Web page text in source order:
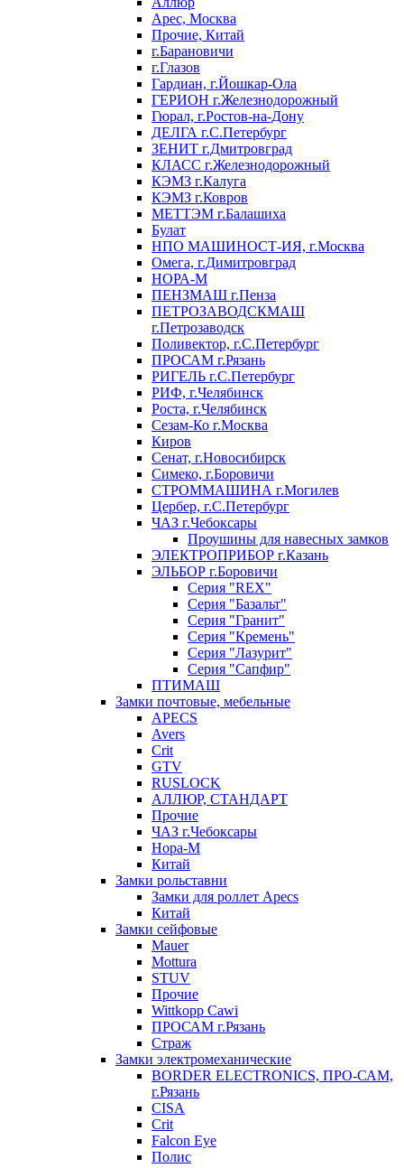
Арес, Москва
Прочие, Китай
г.Барановичи
г.Глазов
Гардиан, г.Йошкар-Ола
ГЕРИОН г.Железнодорожный
Гюрал, г.Ростов-на-Дону
ДЕЛГА г.С.Петербург
ЗЕНИТ г.Дмитровград
КЛАСС г.Железнодорожный
КЭМЗ г.Калуга
КЭМЗ г.Ковров
МЕТТЭМ г.Балашиха
Булат
НПО МАШИНОСТ-ИЯ, г.Москва
Омега, г.Димитровград
НОРА-М
ПЕНЗМАШ г.Пенза
ПЕТРОЗАВОДСКМАШ
г.Петрозаводск
Поливектор, г.С.Петербург
ПРОСАМ г.Рязань
РИГЕЛЬ г.С.Петербург
РИФ, г.Челябинск
Роста, г.Челябинск
Сезам-Ко г.Москва
Киров
Сенат, г.Новосибирск
Симеко, г.Боровичи
СТРОММАШИНА г.Могилев
Цербер, г.С.Петербург
ЧАЗ г.Чебоксары
Проушины для навесных замков
ЭЛЕКТРОПРИБОР г.Казань
ЭЛЬБОР г.Боровичи
Серия "REX"
Серия "Базальт"
Серия "Гранит"
Серия "Кремень"
Серия "Лазурит"
Серия "Сапфир"
ПТИМАШ
Замки почтовые, мебельные
APECS
Avers
Crit
GTV
RUSLOCK
АЛЛЮР, СТАНДАРТ
Прочие
ЧАЗ г.Чебоксары
Нора-М
Китай
Замки рольставни
Замки для роллет Apecs
Китай
Замки сейфовые
Mauer
Mottura
STUV
Прочие
Wittkopp Cawi
ПРОСАМ г.Рязань
Страж
Замки электромеханические
BORDER ELECTRONICS, ПРО-САМ,
г.Рязань
CISA
Crit
Falcon Eye
Полис